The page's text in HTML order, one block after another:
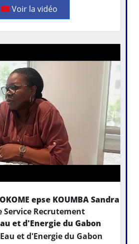
Voir la vidéo
epse KOUMBA Sandra
Service Recrutement
et d'Energie du Gabon